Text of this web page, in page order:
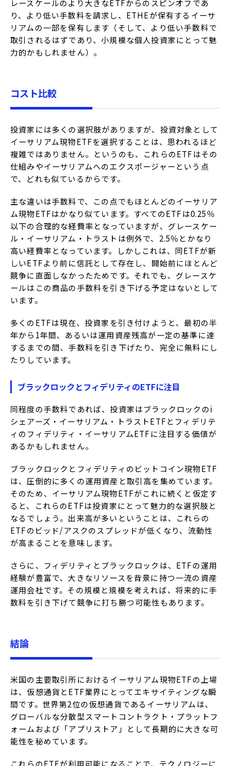
レースケールのより大きなETFからのスピンオフであ
り、より低い手数料を請求し、ETHEが保有するイーサ
リアムの一部を保有します（そして、より低い手数料で
取引されるはずであり、小規模な個人投資家にとって魅
力的かもしれません）。
コスト比較
投資家には多くの選択肢がありますが、投資対象として
イーサリアム現物ETFを選択することは、思われるほど
複雑ではありません。というのも、これらのETFはその
仕組みやイーサリアムへのエクスポージャーという点
で、どれも似ているからです。
主な違いは手数料で、この点でもほとんどのイーサリア
ム現物ETFはかなり似ています。すべてのETFは0.25％
以下の合理的な経費率となっていますが、グレースケー
ル・イーサリアム・トラストは例外で、2.5％とかなり
高い経費率となっています。しかしこれは、同ETFが新
しいETFより前に信託として存在し、開始前にほとんど
競争に直面しなかったためです。それでも、グレースケ
ールはこの商品の手数料を引き下げる予定はないとして
います。
多くのETFは現在、投資家を引き付けようと、最初の半
年から1年間、あるいは運用資産残高が一定の基準に達
するまでの間、手数料を引き下げたり、完全に無料にし
たりしています。
ブラックロックとフィデリティのETFに注目
同程度の手数料であれば、投資家はブラックロックのi
シェアーズ・イーサリアム・トラストETFとフィデリテ
ィのフィデリティ・イーサリアムETFに注目する価値が
あるかもしれません。
ブラックロックとフィデリティのビットコイン現物ETF
は、圧倒的に多くの運用資産と取引高を集めています。
そのため、イーサリアム現物ETFがこれに続くと仮定す
ると、これらのETFは投資家にとって魅力的な選択肢と
なるでしょう。出来高が多いということは、これらの
ETFのビッド/アスクのスプレッドが低くなり、流動性
が高まることを意味します。
さらに、フィデリティとブラックロックは、ETFの運用
経験が豊富で、大きなリソースを背景に持つ一流の資産
運用会社です。その規模と規模を考えれば、将来的に手
数料を引き下げて競争に打ち勝つ可能性もあります。
結論
米国の主要取引所におけるイーサリアム現物ETFの上場
は、仮想通貨とETF業界にとってエキサイティングな瞬
間です。世界第2位の仮想通貨であるイーサリアムは、
グローバルな分散型スマートコントラクト・プラットフ
ォームおよび「アプリストア」として長期的に大きな可
能性を秘めています。
これらのETFが利用可能になることで、テクノロジーに